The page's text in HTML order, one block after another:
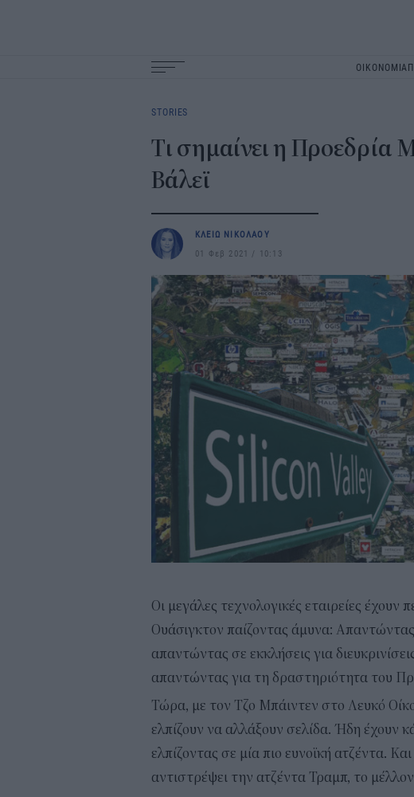
ΟΙΚΟΝΟΜΙΑ
navigation
STORIES
Τι σημαίνει η Προεδρία
Βάλεϊ
ΚΛΕΙΩ ΝΙΚΟΛΑΟΥ
01 Φεβ 2021
10:13
Οι μεγάλες τεχνολογικές εταιρείες
Ουάσιγκτον παίζοντας άμυνα:
απαντώντας σε εκκλήσεις για
απαντώντας για τη δραστηριότητα του
Τώρα, με τον Τζο Μπάιντεν στο Λευκό
ελπίζουν να αλλάξουν σελίδα. Ήδη έχουν
ελπίζοντας σε μία πιο ευνοϊκή ατζέντα.
αντιστρέψει την ατζέντα Τραμπ, το